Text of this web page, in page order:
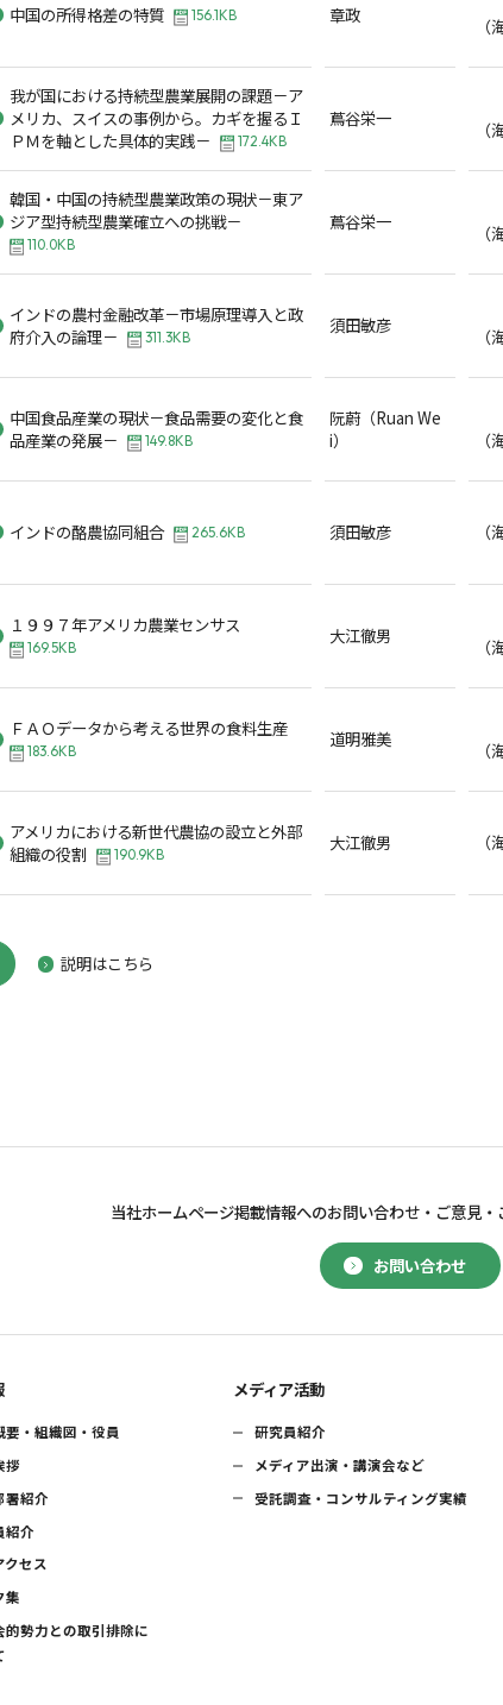
中国の所得格差の特質 156.1KB 章政
（
我が国における持続型農業展開の課題－ア
メリカ、スイスの事例から。カギを握るＩ
ＰＭを軸とした具体的実践－
172.4KB
蔦谷栄一
（
韓国・中国の持続型農業政策の現状－東ア
ジア型持続型農業確立への挑戦－
110.0KB
蔦谷栄一
（
インドの農村金融改革－市場原理導入と政
府介入の論理－
311.3KB
須田敏彦
（
中国食品産業の現状－食品需要の変化と食
品産業の発展－
149.8KB
阮蔚（Ruan We
i）
（
インドの酪農協同組合 265.6KB 須田敏彦
１９９７年アメリカ農業センサス
169.5KB
大江徹男
（
ＦＡＯデータから考える世界の食料生産
183.6KB
道明雅美
（
アメリカにおける新世代農協の設立と外部
組織の役割
190.9KB
大江徹男
説明はこちら
お問い合わせ
当社ホームページ掲載情報へのお問い合わせ・ ご意見・
要・組織図・役員
拶
署紹介
紹介
クセス
集
的勢力との取引排除に
メディア活動
研究員紹介
メディア出演・講演会など
受託調査・コンサルティング実績